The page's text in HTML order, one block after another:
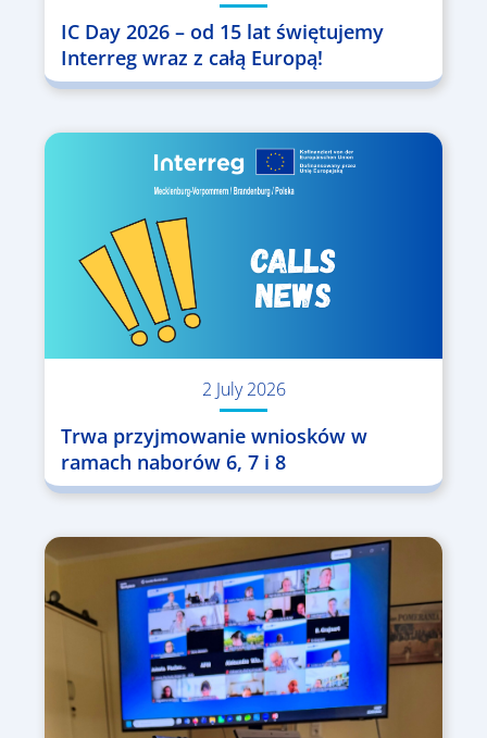
IC Day 2026 – od 15 lat świętujemy
Interreg wraz z całą Europą!
2 July 2026
Trwa przyjmowanie wniosków w
ramach naborów 6, 7 i 8